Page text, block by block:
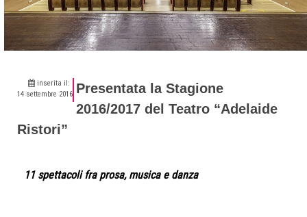
inserita il:
14 settembre 2016 Presentata la Stagione
2016/2017 del Teatro “Adelaide
Ristori”
11 spettacoli fra prosa, musica e danza